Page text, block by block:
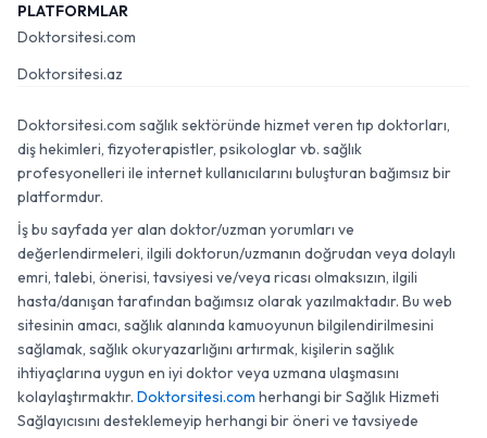
PLATFORMLAR
Doktorsitesi.com
Doktorsitesi.az
Doktorsitesi.com sağlık sektöründe hizmet veren tıp doktorları,
diş hekimleri, fizyoterapistler, psikologlar vb. sağlık
profesyonelleri ile internet kullanıcılarını buluşturan bağımsız bir
platformdur.
İş bu sayfada yer alan doktor/uzman yorumları ve
değerlendirmeleri, ilgili doktorun/uzmanın doğrudan veya dolaylı
emri, talebi, önerisi, tavsiyesi ve/veya ricası olmaksızın, ilgili
hasta/danışan tarafından bağımsız olarak yazılmaktadır. Bu web
sitesinin amacı, sağlık alanında kamuoyunun bilgilendirilmesini
sağlamak, sağlık okuryazarlığını artırmak, kişilerin sağlık
ihtiyaçlarına uygun en iyi doktor veya uzmana ulaşmasını
kolaylaştırmaktır. Doktorsitesi.com herhangi bir Sağlık Hizmeti
Sağlayıcısını desteklemeyip herhangi bir öneri ve tavsiyede